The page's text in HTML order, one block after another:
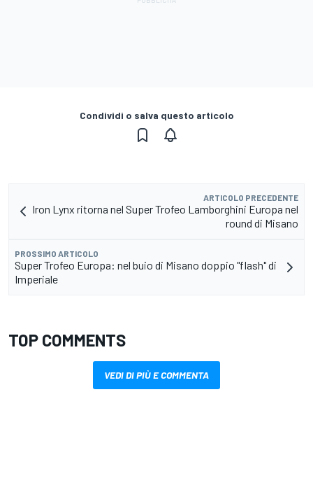
Condividi o salva questo articolo
ARTICOLO PRECEDENTE
Iron Lynx ritorna nel Super Trofeo Lamborghini Europa nel
round di Misano
PROSSIMO ARTICOLO
Super Trofeo Europa: nel buio di Misano doppio "flash" di
Imperiale
TOP COMMENTS
VEDI DI PIÙ E COMMENTA